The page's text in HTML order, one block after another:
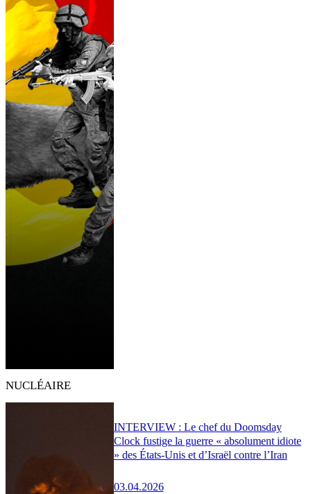
NUCLÉAIRE
INTERVIEW : Le chef du Doomsday
Clock fustige la guerre « absolument idiote
» des États-Unis et d’Israël contre l’Iran
03.04.2026